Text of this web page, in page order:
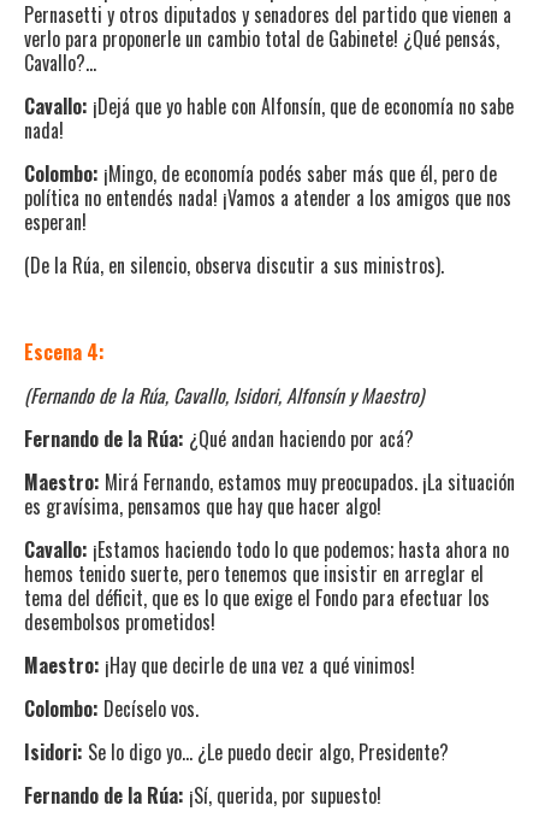
Pernasetti y otros diputados y senadores del partido que vienen a
verlo para proponerle un cambio total de Gabinete! ¿Qué pensás,
Cavallo?…
Cavallo: ¡Dejá que yo hable con Alfonsín, que de economía no sabe
nada!
Colombo: ¡Mingo, de economía podés saber más que él, pero de
política no entendés nada! ¡Vamos a atender a los amigos que nos
esperan!
(De la Rúa, en silencio, observa discutir a sus ministros).
Escena 4:
(Fernando de la Rúa, Cavallo, Isidori, Alfonsín y Maestro)
Fernando de la Rúa: ¿Qué andan haciendo por acá?
Maestro: Mirá Fernando, estamos muy preocupados. ¡La situación
es gravísima, pensamos que hay que hacer algo!
Cavallo: ¡Estamos haciendo todo lo que podemos; hasta ahora no
hemos tenido suerte, pero tenemos que insistir en arreglar el
tema del déficit, que es lo que exige el Fondo para efectuar los
desembolsos prometidos!
Maestro: ¡Hay que decirle de una vez a qué vinimos!
Colombo: Decíselo vos.
Isidori: Se lo digo yo… ¿Le puedo decir algo, Presidente?
Fernando de la Rúa: ¡Sí, querida, por supuesto!